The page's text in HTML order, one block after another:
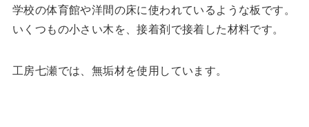
学校の体育館や洋間の床に使われているような板です。
いくつもの小さい木を、接着剤で接着した材料です。
工房七瀬では、無垢材を使用しています。